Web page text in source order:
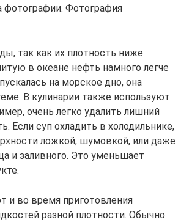
фотографии. Фотография
так как их плотность ниже
в океане нефть намного легче
на морское дно, она
В кулинарии также используют
очень легко удалить лишний
Если суп охладить в холодильнике,
ложкой, шумовкой, или даже
и заливного. Это уменьшает
и во время приготовления
разной плотности. Обычно